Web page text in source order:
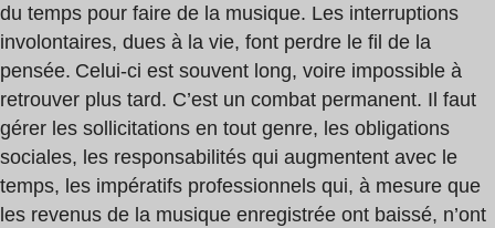
du temps pour faire de la musique. Les interruptions
involontaires, dues à la vie, font perdre le fil de la
pensée. Celui-ci est souvent long, voire impossible à
retrouver plus tard. C’est un combat permanent. Il faut
gérer les sollicitations en tout genre, les obligations
sociales, les responsabilités qui augmentent avec le
temps, les impératifs professionnels qui, à mesure que
les revenus de la musique enregistrée ont baissé, n’ont